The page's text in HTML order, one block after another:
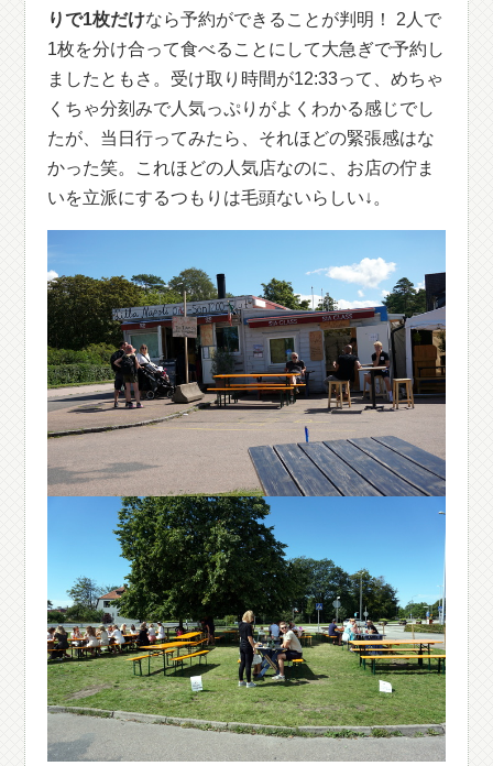
りで1枚だけなら予約ができることが判明！ 2人で
1枚を分け合って食べることにして大急ぎで予約し
ましたともさ。受け取り時間が12:33って、めちゃ
くちゃ分刻みで人気っぷりがよくわかる感じでし
たが、当日行ってみたら、それほどの緊張感はな
かった笑。これほどの人気店なのに、お店の佇ま
いを立派にするつもりは毛頭ないらしい↓。